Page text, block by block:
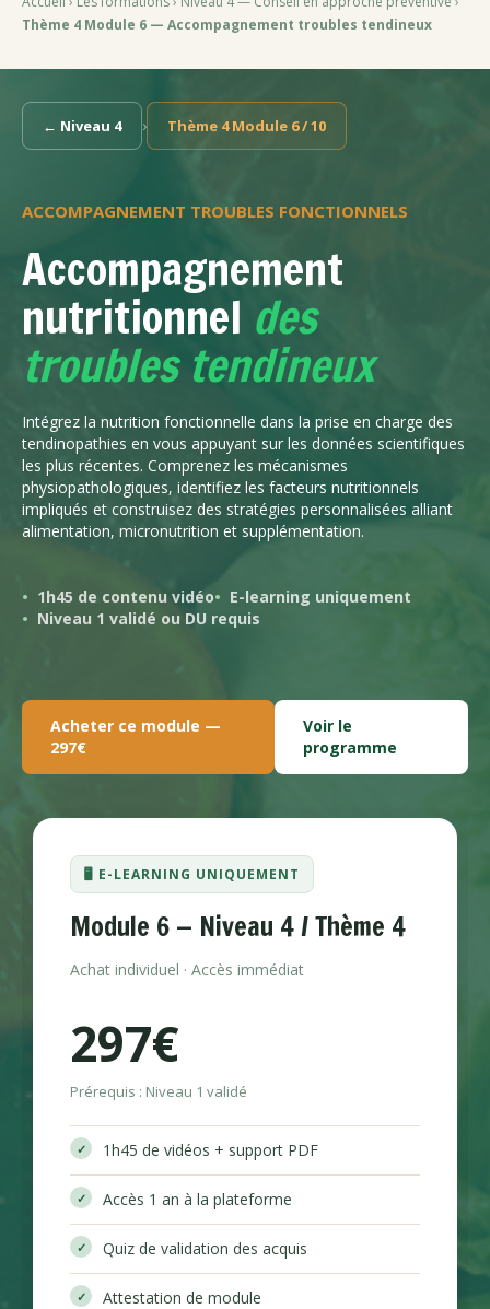
Thème 4 Module 6 — Accompagnement troubles tendineux
← Niveau 4 › Thème 4 Module 6 / 10
ACCOMPAGNEMENT TROUBLES FONCTIONNELS
Accompagnement
nutritionnel des
troubles tendineux
Intégrez la nutrition fonctionnelle dans la prise en charge des
tendinopathies en vous appuyant sur les données scientifiques
les plus récentes. Comprenez les mécanismes
physiopathologiques, identifiez les facteurs nutritionnels
impliqués et construisez des stratégies personnalisées alliant
alimentation, micronutrition et supplémentation.
1h45 de contenu vidéo
E-learning uniquement
Niveau 1 validé ou DU requis
Acheter ce module —
297€
Voir le
programme
🖥️ E-LEARNING UNIQUEMENT
Module 6 — Niveau 4 / Thème 4
Achat individuel · Accès immédiat
297€
Prérequis : Niveau 1 validé
1h45 de vidéos + support PDF
Accès 1 an à la plateforme
Quiz de validation des acquis
Attestation de module